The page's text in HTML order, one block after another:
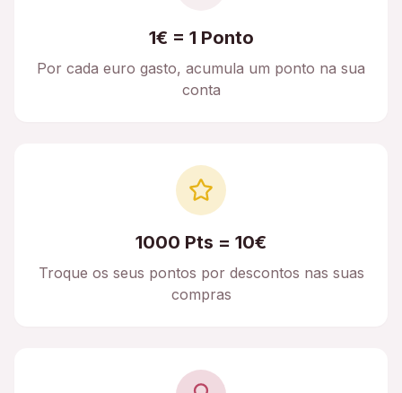
1€ = 1 Ponto
Por cada euro gasto, acumula um ponto na sua
conta
1000 Pts = 10€
Troque os seus pontos por descontos nas suas
compras